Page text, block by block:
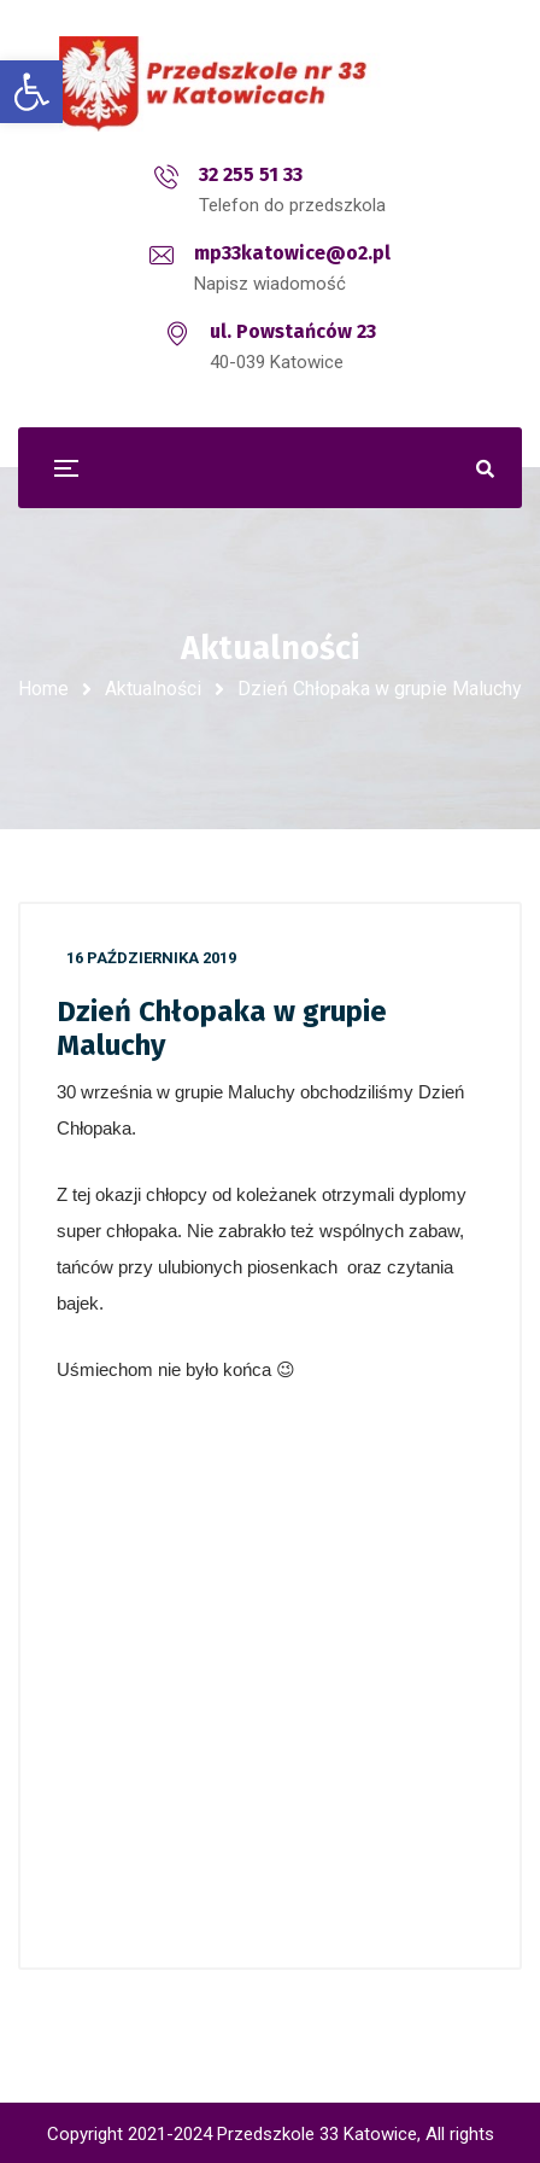
Open toolbar
32 255 51 33
Telefon do przedszkola
mp33katowice@o2.pl
Napisz wiadomość
ul. Powstańców 23
40-039 Katowice
Aktualności
Home Aktualności Dzień Chłopaka w grupie Maluchy
16 PAŹDZIERNIKA 2019
Dzień Chłopaka w grupie
Maluchy
30 września w grupie Maluchy obchodziliśmy Dzień
Chłopaka.
Z tej okazji chłopcy od koleżanek otrzymali dyplomy
super chłopaka. Nie zabrakło też wspólnych zabaw,
tańców przy ulubionych piosenkach oraz czytania
bajek.
Uśmiechom nie było końca 😉
Copyright 2021-2024 Przedszkole 33 Katowice, All rights